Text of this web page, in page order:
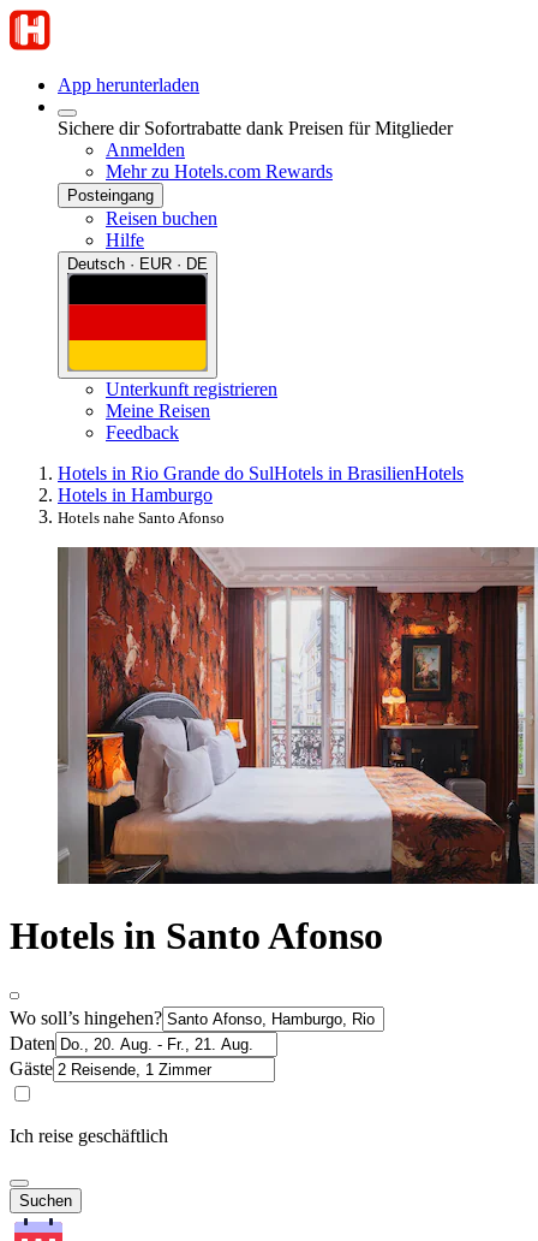
App herunterladen
Sichere dir Sofortrabatte dank Preisen für Mitglieder
Anmelden
Mehr zu Hotels.com Rewards
Posteingang
Reisen buchen
Hilfe
Deutsch · EUR · DE
Unterkunft registrieren
Meine Reisen
Feedback
Hotels in Rio Grande do SulHotels in BrasilienHotels
Hotels in Hamburgo
Hotels nahe Santo Afonso
Hotels in Santo Afonso
Wo soll’s hingehen?
Daten
Gäste
Ich reise geschäftlich
Suchen